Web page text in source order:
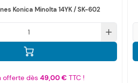
Konica Minolta 14YK / SK-602
offerte dès 49,00 €TTC !